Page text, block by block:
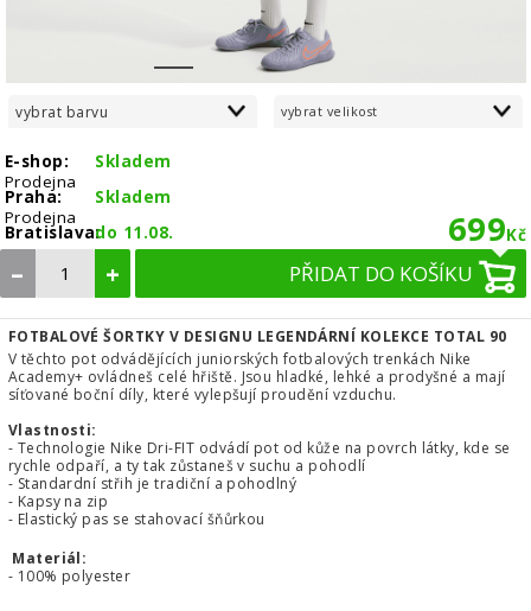
2 3 4 5
vybrat barvu vybrat velikost
E-shop:
Skladem
Prodejna
Praha:
Skladem
Prodejna
Bratislava:do 11.08. 699Kč
– + PŘIDAT DO KOŠÍKU
FOTBALOVÉ ŠORTKY V DESIGNU LEGENDÁRNÍ KOLEKCE TOTAL 90
V těchto pot odvádějících juniorských fotbalových trenkách Nike
Academy+ ovládneš celé hřiště. Jsou hladké, lehké a prodyšné a mají
síťované boční díly, které vylepšují proudění vzduchu.
Vlastnosti:
- Technologie Nike Dri-FIT odvádí pot od kůže na povrch látky, kde se
rychle odpaří, a ty tak zůstaneš v suchu a pohodlí
- Standardní střih je tradiční a pohodlný
- Kapsy na zip
- Elastický pas se stahovací šňůrkou
Materiál:
- 100% polyester